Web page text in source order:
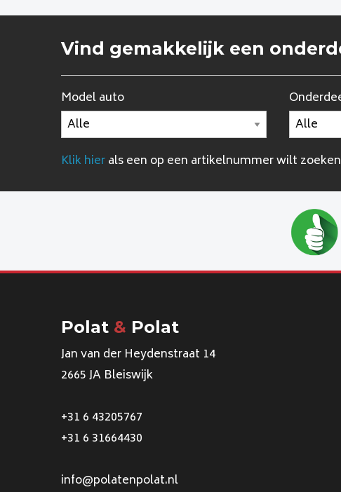
Vind gemakkelijk een
Model auto
Klik hierals een op een artikelnummer wilt
Polat & Polat
Jan van der Heydenstraat 14
2665 JA Bleiswijk
+31 6 43205767
+31 6 31664430
info@polatenpolat.nl